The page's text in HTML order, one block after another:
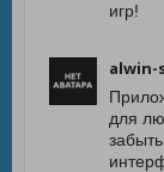
игр!
alwin-
для